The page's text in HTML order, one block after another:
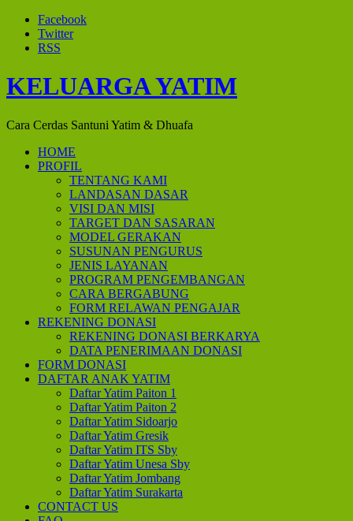
Facebook
Twitter
RSS
KELUARGA YATIM
Cara Cerdas Santuni Yatim & Dhuafa
HOME
PROFIL
TENTANG KAMI
LANDASAN DASAR
VISI DAN MISI
TARGET DAN SASARAN
MODEL GERAKAN
SUSUNAN PENGURUS
JENIS LAYANAN
PROGRAM PENGEMBANGAN
CARA BERGABUNG
FORM RELAWAN PENGAJAR
REKENING DONASI
REKENING DONASI BERKARYA
DATA PENERIMAAN DONASI
FORM DONASI
DAFTAR ANAK YATIM
Daftar Yatim Paiton 1
Daftar Yatim Paiton 2
Daftar Yatim Sidoarjo
Daftar Yatim Gresik
Daftar Yatim ITS Sby
Daftar Yatim Unesa Sby
Daftar Yatim Jombang
Daftar Yatim Surakarta
CONTACT US